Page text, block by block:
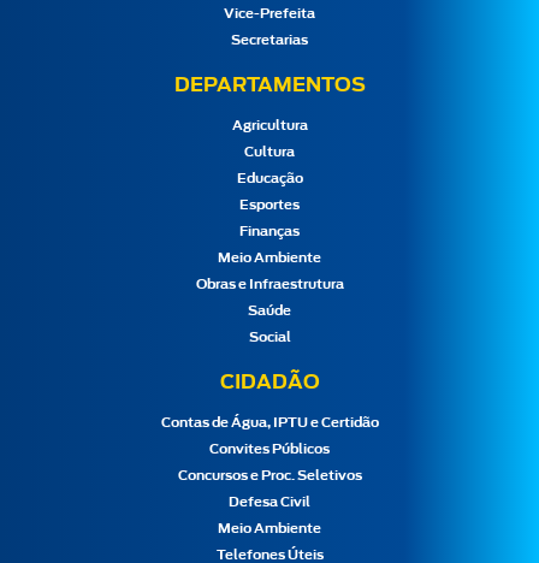
Vice-Prefeita
Secretarias
DEPARTAMENTOS
Agricultura
Cultura
Educação
Esportes
Finanças
Meio Ambiente
Obras e Infraestrutura
Saúde
Social
CIDADÃO
Contas de Água, IPTU e Certidão
Convites Públicos
Concursos e Proc. Seletivos
Defesa Civil
Meio Ambiente
Telefones Úteis